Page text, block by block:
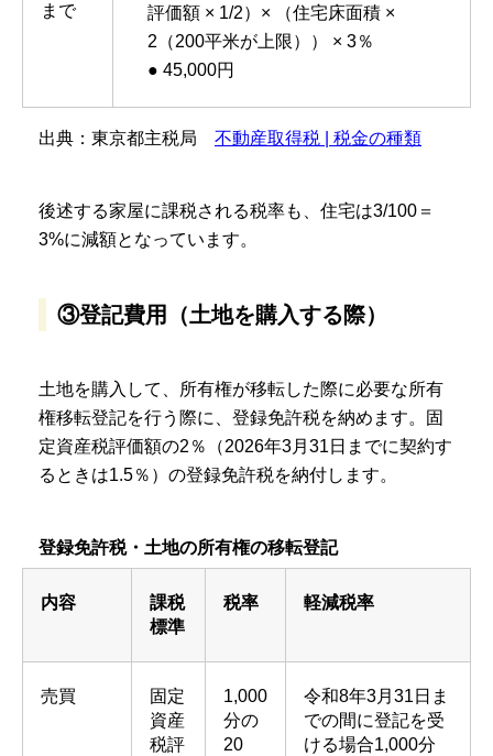
まで
評価額 × 1/2）× （住宅床面積 ×
2（200平米が上限）） × 3％
● 45,000円
出典：東京都主税局 不動産取得税 | 税金の種類
後述する家屋に課税される税率も、住宅は3/100＝
3%に減額となっています。
③登記費用（土地を購入する際）
土地を購入して、所有権が移転した際に必要な所有
権移転登記を行う際に、登録免許税を納めます。固
定資産税評価額の2％（2026年3月31日までに契約す
るときは1.5％）の登録免許税を納付します。
登録免許税・土地の所有権の移転登記
内容
課税
標準
税率 軽減税率
売買
固定
資産
税評
1,000
分の
20
令和8年3月31日ま
での間に登記を受
ける場合1,000分